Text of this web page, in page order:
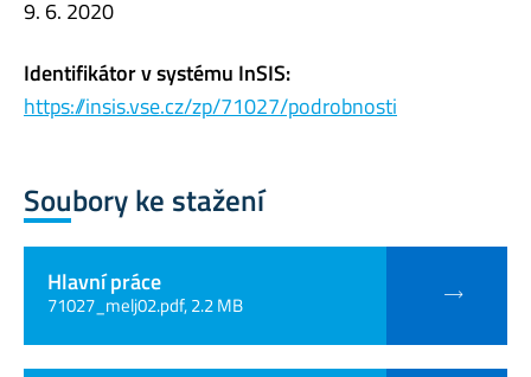
9. 6. 2020
Identifikátor v systému InSIS:
https://insis.vse.cz/zp/71027/podrobnosti
Soubory ke stažení
Hlavní práce
71027_melj02.pdf, 2.2 MB